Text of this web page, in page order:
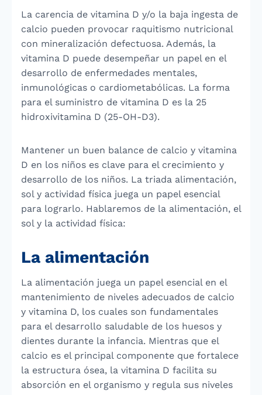
La carencia de vitamina D y/o la baja ingesta de
calcio pueden provocar raquitismo nutricional
con mineralización defectuosa. Además, la
vitamina D puede desempeñar un papel en el
desarrollo de enfermedades mentales,
inmunológicas o cardiometabólicas. La forma
para el suministro de vitamina D es la 25
hidroxivitamina D (25-OH-D3).
Mantener un buen balance de calcio y vitamina
D en los niños es clave para el crecimiento y
desarrollo de los niños. La triada alimentación,
sol y actividad física juega un papel esencial
para lograrlo. Hablaremos de la alimentación, el
sol y la actividad física:
La alimentación
La alimentación juega un papel esencial en el
mantenimiento de niveles adecuados de calcio
y vitamina D, los cuales son fundamentales
para el desarrollo saludable de los huesos y
dientes durante la infancia. Mientras que el
calcio es el principal componente que fortalece
la estructura ósea, la vitamina D facilita su
absorción en el organismo y regula sus niveles